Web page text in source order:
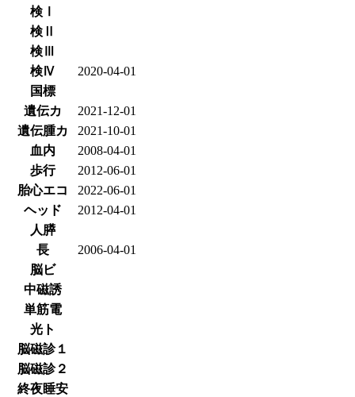
検Ⅰ
検Ⅱ
検Ⅲ
検Ⅳ
2020-04-01
国標
遺伝カ
2021-12-01
遺伝腫カ
2021-10-01
血内
2008-04-01
歩行
2012-06-01
胎心エコ
2022-06-01
ヘッド
2012-04-01
人膵
長
2006-04-01
脳ビ
中磁誘
単筋電
光ト
脳磁診１
脳磁診２
終夜睡安